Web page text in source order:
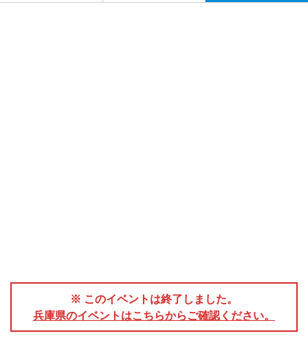
※ このイベントは終了しました。
兵庫県のイベントはこちらからご確認ください。